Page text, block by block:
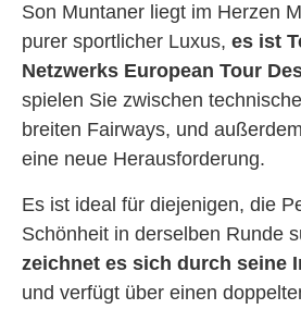
Son Muntaner liegt im Herzen
purer sportlicher Luxus, es ist
Netzwerks European Tour
spielen Sie zwischen
breiten Fairways, und
eine neue Herausforderung.
Es ist ideal für diejenigen, die
Schönheit in derselben Runde
zeichnet es sich durch seine
und verfügt über einen